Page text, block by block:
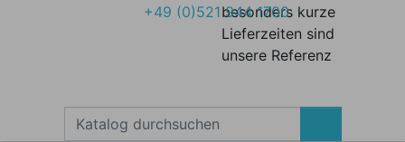
besonders kurze
Lieferzeiten sind
unsere Referenz
+49 (0)521 944 1700